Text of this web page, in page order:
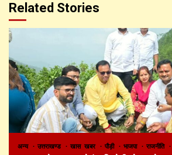
Related Stories
अन्य उत्तराखण्ड खास खबर पौड़ी भाजपा राजनीति